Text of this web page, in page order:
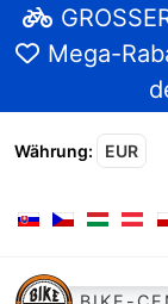
Mega-
Währung: EUR
Sprache